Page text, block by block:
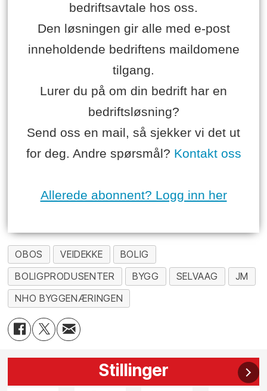
bedriftsavtale hos oss.
Den løsningen gir alle med e-post
inneholdende bedriftens maildomene
tilgang.
Lurer du på om din bedrift har en
bedriftsløsning?
Send oss en mail, så sjekker vi det ut
for deg. Andre spørsmål? Kontakt oss
Allerede abonnent? Logg inn her
OBOS VEIDEKKE
BOLIG
BOLIGPRODUSENTER
BYGG SELVAAG
JM
NHO BYGGENÆRINGEN
Stillinger